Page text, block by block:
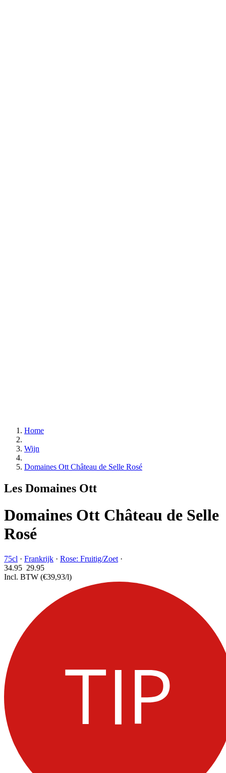
Home
Wijn
Domaines Ott Château de Selle Rosé
Les Domaines Ott
Domaines Ott Château de Selle
Rosé
75cl · Frankrijk · Rose: Fruitig/Zoet ·
34.95 29.95
Incl. BTW (€39,93/l)